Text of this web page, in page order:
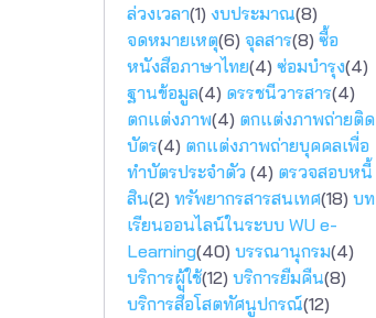
ล่วงเวลา(1) งบประมาณ(8)
จดหมายเหตุ(6) จุลสาร(8) ซื้อ
หนังสือภาษาไทย(4) ซ่อมบำรุง(4)
ฐานข้อมูล(4) ดรรชนีวารสาร(4)
ตกแต่งภาพ(4) ตกแต่งภาพถ่ายติด
บัตร(4) ตกแต่งภาพถ่ายบุคคลเพื่อ
ทำบัตรประจำตัว (4) ตรวจสอบหนี้
สิน(2) ทรัพยากรสารสนเทศ(18) บท
เรียนออนไลน์ในระบบ WU e-
Learning(40) บรรณานุกรม(4)
บริการผู้ใช้(12) บริการยืมคืน(8)
บริการสื่อโสตทัศนูปกรณ์(12)